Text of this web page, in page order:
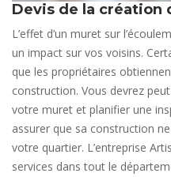
Devis de la création
L’effet d’un muret sur
un impact sur vos voisins.
que les propriétaires
construction. Vous devrez
votre muret et planifier une
assurer que sa construction
votre quartier. L’entreprise
services dans tout le